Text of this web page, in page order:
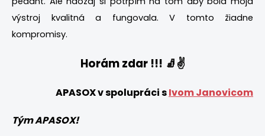
výstroj kvalitná a fungovala. V tomto žiadne
kompromisy.
Horám zdar !!! 🧦✌
APASOX v spolupráci sIvom Janovicom
Tým APASOX!